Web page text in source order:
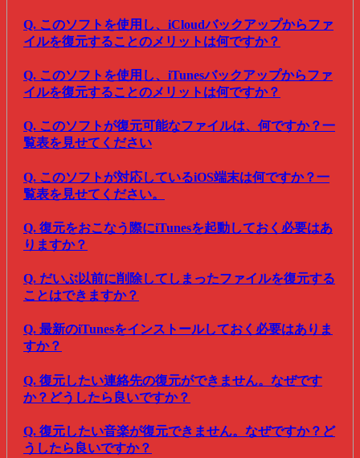
Q. このソフトを使用し、iCloudバックアップからファ
イルを復元することのメリットは何ですか？
Q. このソフトを使用し、iTunesバックアップからファ
イルを復元することのメリットは何ですか？
Q. このソフトが復元可能なファイルは、何ですか？一
覧表を見せてください
Q. このソフトが対応しているiOS端末は何ですか？一
覧表を見せてください。
Q. 復元をおこなう際にiTunesを起動しておく必要はあ
りますか？
Q. だいぶ以前に削除してしまったファイルを復元する
ことはできますか？
Q. 最新のiTunesをインストールしておく必要はありま
すか？
Q. 復元したい連絡先の復元ができません。なぜです
か？どうしたら良いですか？
Q. 復元したい音楽が復元できません。なぜですか？ど
うしたら良いですか？